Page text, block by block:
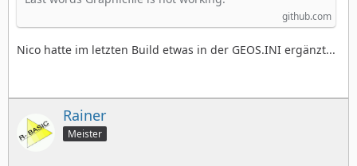
github.com
Nico hatte im letzten Build etwas in der GEOS.INI ergänzt...
Rainer
Meister